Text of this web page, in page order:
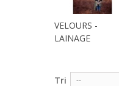
VELOURS -
LAINAGE
Tri --